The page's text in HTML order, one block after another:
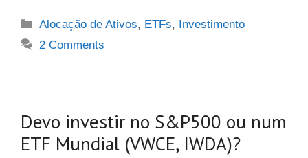
Categories
Alocação de Ativos, ETFs, Investimento
2 Comments
Devo investir no S&P500 ou num
ETF Mundial (VWCE, IWDA)?